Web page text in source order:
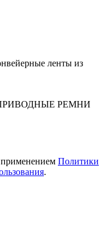
ленты из
РЕМНИ
Политики
.